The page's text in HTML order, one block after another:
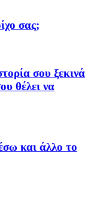
σας;
σου ξεκινά
θέλει να
και άλλο το